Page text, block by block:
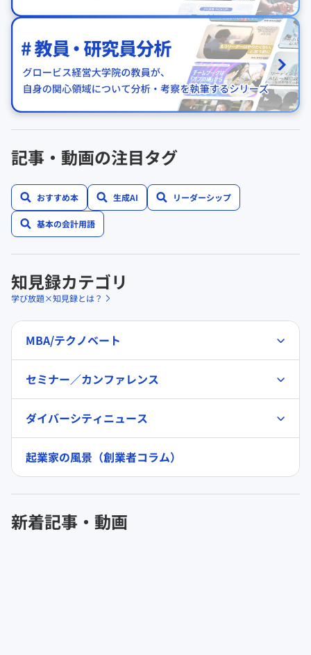
記事・動画の注目タグ
おすすめ本 生成AI リーダーシップ
基本の会計用語
知見録カテゴリ
学び放題×知見録とは？
MBA/テクノベート
セミナー／カンファレンス
ダイバーシティニュース
起業家の風景（創業者コラム）
新着記事・動画